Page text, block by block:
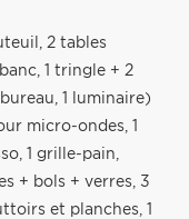
2 tables
1 tringle + 2
1 luminaire)
micro-ondes, 1
1 grille-pain,
+ bols + verres, 3
et planches, 1